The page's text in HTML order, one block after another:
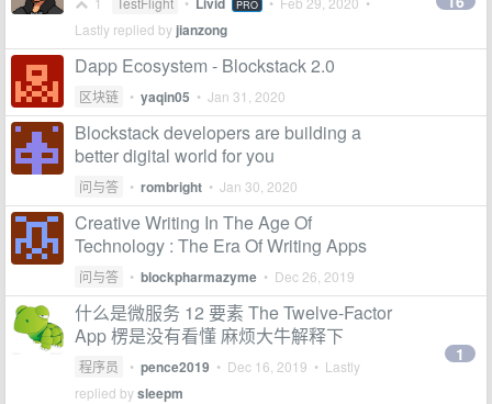
PRO
Lastly replied by jianzong
Dapp Ecosystem - Blockstack 2.0
区块链 • yaqin05 • Jan 31, 2020
Blockstack developers are building a
better digital world for you
问与答 • rombright • Jan 30, 2020
Creative Writing In The Age Of
Technology : The Era Of Writing Apps
问与答 • blockpharmazyme • Dec 26, 2019
什么是微服务 12 要素 The Twelve-Factor
App 楞是没有看懂 麻烦大牛解释下
程序员 • pence2019 • Dec 16, 2019 • Lastly
replied bysleepm
1